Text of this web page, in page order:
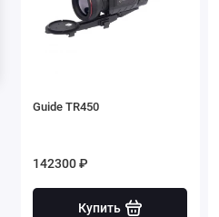
Guide TR450
142300 ₽
Купить